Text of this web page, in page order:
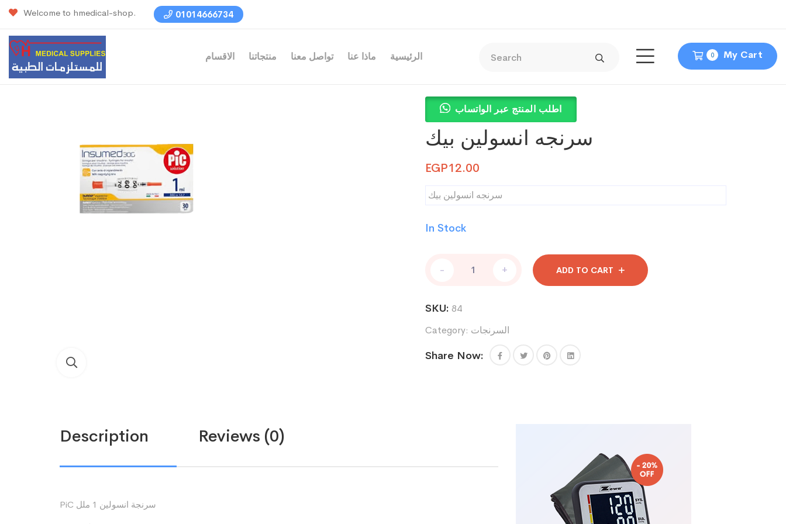
Welcome to hmedical-shop. 01014666734
0 My Cart الاقسام منتجاتنا تواصل معنا ماذا عنا الرئيسية
اطلب المنتج عبر الواتساب
سرنجه انسولين بيك
EGP12.00
سرنجه انسولين بيك
In Stock
انسولين
- + ADD TO CART
SKU: 84
Category: السرنجات
Share Now:
Description Reviews (0)
PiC سرنجة انسولين 1 ملل